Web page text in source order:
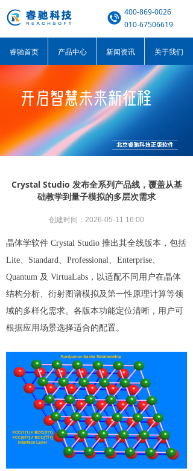
400-869-0026
010-67506619
睿驰首页 产品中心 新闻资讯 关于我们
Crystal Studio 发布全系列产品线，覆盖从基
础教学到量子模拟的多层次需求
晶体学软件 Crystal Studio 推出其全线版本，包括
Lite、Standard、Professional、Enterprise、
Quantum 及 VirtuaLabs，以适配不同用户在晶体
结构分析、衍射图谱模拟及第一性原理计算等领
域的多样化需求。各版本功能定位清晰，用户可
根据应用场景选择适合的配置。
创建时间： 2026-05-11 16:00